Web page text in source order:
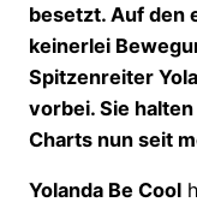
besetzt. Auf den
keinerlei
Spitzenreiter
vorbei. Sie
Charts nun seit
Yolanda Be Cool